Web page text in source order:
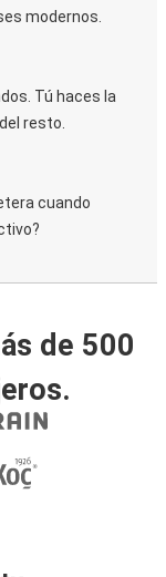
modernos.
Tú haces la
resto.
cuando
de 500